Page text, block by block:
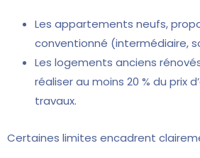
Les appartements neufs,
conventionné (intermédiaire,
Les logements anciens
réaliser au moins 20 % du prix
travaux.
Certaines limites encadrent